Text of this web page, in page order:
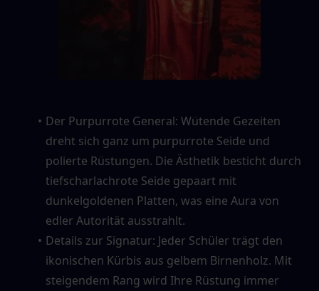
Der Purpurrote General: Wütende Gezeiten
dreht sich ganz um purpurrote Seide und
polierte Rüstungen. Die Ästhetik besticht durch
tiefscharlachrote Seide gepaart mit
dunkelgoldenen Platten, was eine Aura von
edler Autorität ausstrahlt.
Details zur Signatur: Jeder Schüler trägt den
ikonischen Kürbis aus gelbem Birnenholz. Mit
steigendem Rang wird Ihre Rüstung immer